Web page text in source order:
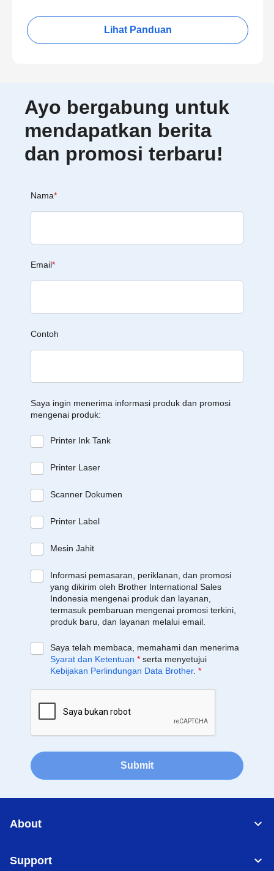
Lihat Panduan
Ayo bergabung untuk
mendapatkan berita
dan promosi terbaru!
Nama*
Email*
Contoh
Saya ingin menerima informasi produk dan promosi
mengenai produk:
Printer Ink Tank
Printer Laser
Scanner Dokumen
Printer Label
Mesin Jahit
Informasi pemasaran, periklanan, dan promosi
yang dikirim oleh Brother International Sales
Indonesia mengenai produk dan layanan,
termasuk pembaruan mengenai promosi terkini,
produk baru, dan layanan melalui email.
Saya telah membaca, memahami dan menerima
Syarat dan Ketentuan * serta menyetujui
Kebijakan Perlindungan Data Brother. *
Submit
About
Support